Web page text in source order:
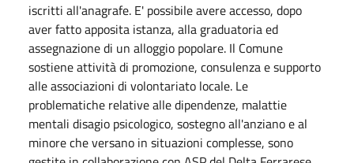
iscritti all'anagrafe. E' possibile avere accesso, dopo
aver fatto apposita istanza, alla graduatoria ed
assegnazione di un alloggio popolare. Il Comune
sostiene attività di promozione, consulenza e supporto
alle associazioni di volontariato locale. Le
problematiche relative alle dipendenze, malattie
mentali disagio psicologico, sostegno all'anziano e al
minore che versano in situazioni complesse, sono